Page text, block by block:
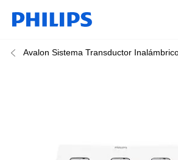
Avalon Sistema Transductor